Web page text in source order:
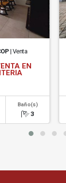
| Venta
EN
Baño(s)
3